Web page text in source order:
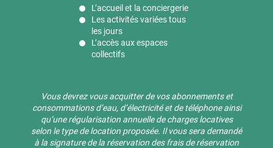
L’accueil et la conciergerie
Les activités variées tous
les jours
L’accès aux espaces
collectifs
Vous devrez vous acquitter de vos abonnements et
consommations d’eau, d’électricité et de téléphone ainsi
qu’une régularisation annuelle de charges locatives
selon le type de location proposée. Il vous sera demandé
à la signature de la réservation des frais de réservation